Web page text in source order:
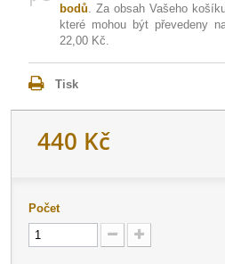
bodů. Za obsah Vašeho
které mohou být převedeny
22,00 Kč.
Tisk
440 Kč
Počet